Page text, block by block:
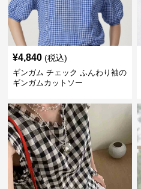
¥4,840 (税込)
ギンガム チェック ふんわり袖の
ギンガムカットソー